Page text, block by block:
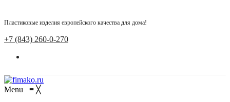
Пластиковые изделия европейского качества для дома!
+7 (843) 260-0-270
Menu ≡ ╳